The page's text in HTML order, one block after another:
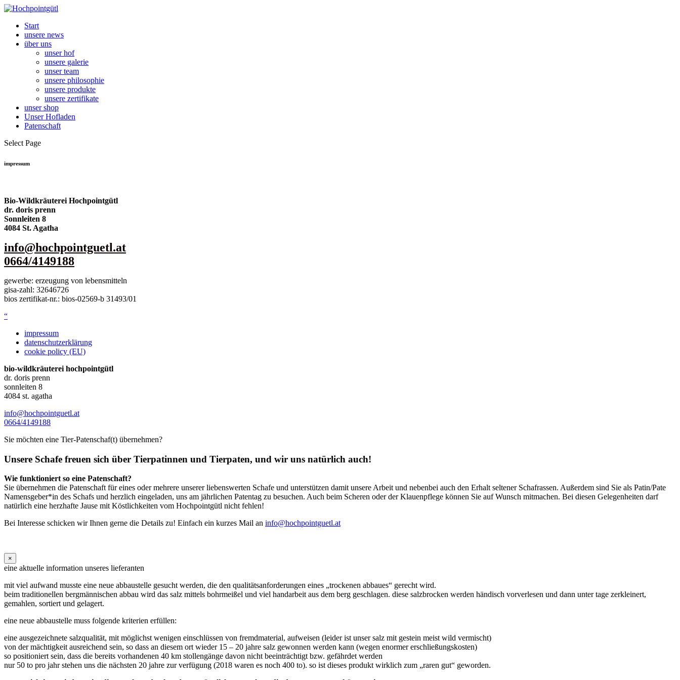
Start
unsere news
über uns
unser hof
unsere galerie
unser team
unsere philosophie
unsere produkte
unsere zertifikate
unser shop
Unser Hofladen
Patenschaft
Select Page
impressum
Bio-Wild­kräu­te­rei Hoch­point­gütl
dr. doris prenn
Sonn­lei­ten 8
4084 St. Agatha
info@hochpointguetl.at
0664/4149188
gewer­be: erzeu­gung von lebens­mit­teln
gisa-zahl: 32646726
bios zer­ti­fi­kat-nr.: bios-02569‑b 31493/01
“
impressum
datenschutzerklärung
cookie policy (EU)
bio-wild­kräu­te­rei hochpointgütl
dr. doris prenn
sonn­lei­ten 8
4084 st. agatha
info@hochpointguetl.at
0664/4149188
Sie möchten eine Tier-Patenschaf(t) übernehmen?
Unsere Schafe freuen sich über Tierpatinnen und Tierpaten, und wir uns natürlich auch!
Wie funktioniert so eine Patenschaft?
Sie übernehmen die Patenschaft für eines oder mehrere unserer liebenswerten Schafe und unterstützen damit unsere Arbeit und nebenbei auch den Erhalt seltener Schafrassen. Außerdem sind Sie als Patin/Pate
Namensgeber*in des Schafs und herzlich eingeladen, uns am jährlichen Patentag zu besuchen. Auch beim Scheren oder der Klauenpflege können Sie auf Wunsch mitmachen. Bei diesen Gelegenheiten darf
natürlich eine herzhafte Jause mit Köstlichkeiten vom Hochpointgütl nicht fehlen!
Bei Interesse schicken wir Ihnen gerne die Details zu! Einfach ein kurzes Mail an info@hochpointguetl.at
×
eine aktuelle information unseres lieferanten
mit viel aufwand musste eine neue abbaustelle gesucht werden, die den qualitätsanforderungen eines „trockenen abbaues“ gerecht wird.
beim traditionellen bergmännischen abbau wird das salz mittels bohrmeißel und viel handarbeit aus dem berg geschlagen. diese salzbrocken werden händisch vorverlesen und dann unter tage zerkleinert,
gemahlen, sortiert und gelagert.
eine neue abbaustelle muss folgende kriterien erfüllen:
eine ausgezeichnete salzqualität, mit möglichst wenigen einschlüssen von fremdmaterial, aufweisen (leider ist unser salz mit gestein meist wild vermischt)
von der mächtigkeit ausreichend sein, so dass an diesem ort wieder 15 – 20 jahre salz gewonnen werden kann (wegen enormer erschließungskosten)
so positioniert sein, dass die bereits vorhandenen 40 km stollengänge davon nicht beeinträchtigt bzw. gefährdet werden
nur 50 to pro jahr stehen uns die nächsten 20 jahre zur verfügung (2018 waren es noch 400 to). so ist dieses produkt wirklich zum „raren gut“ geworden.